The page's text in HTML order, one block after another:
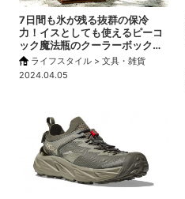
7日間も氷が残る抜群の保冷
力！イスとしても使えるピーコ
ック魔法瓶のクーラーボック…
ライフスタイル > 文具・雑貨
2024.04.05